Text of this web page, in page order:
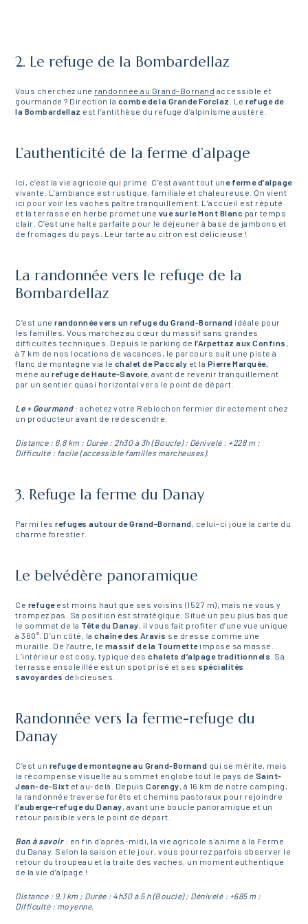
2. Le refuge de la Bombardellaz
Vous cherchez une randonnée au Grand-Bornand accessible et
gourmande ? Direction la combe de la Grande Forclaz . Lerefuge de
la Bombardellaz est l’antithèse du refuge d’alpinisme austère.
L’authenticité de la ferme d’alpage
Ici, c’est la vie agricole qui prime. C’est avant tout un e ferme d’alpage
vivante. L’ambiance est rustique, familiale et chaleureuse. On vient
ici pour voir les vaches paître tranquillement. L’accueil est réputé
et la terrasse en herbe promet une vue sur le Mont Blanc par temps
clair. C’est une halte parfaite pour le déjeuner à base de jambons et
de fromages du pays. Leur tarte au citron est délicieuse !
La randonnée vers le refuge de la
Bombardellaz
C’est unerandonnée vers un refuge du Grand-Bornand idéale pour
les familles. Vous marchez au cœur du massif sans grandes
difficultés techniques. Depuis le parking de l’Arpettaz aux Confins ,
à 7 km de nos locations de vacances, le parcours suit une piste à
flanc de montagne via le chalet de Paccaly et la Pierre Marquée,
mène aurefuge de Haute-Savoie, avant de revenir tranquillement
par un sentier quasi horizontal vers le point de départ.
Le + Gourmand: achetez votre Reblochon fermier directement chez
un producteur avant de redescendre.
Distance : 6,8 km ; Durée : 2h30 à 3h (Boucle) ; Dénivelé : +228 m ;
Difficulté : facile (accessible familles marcheuses).
3. Refuge la ferme du Danay
Parmi lesrefuges autour de Grand-Bornand, celui-ci joue la carte du
charme forestier.
Le belvédère panoramique
Ce refugeest moins haut que ses voisins (1527 m), mais ne vous y
trompez pas. Sa position est stratégique. Situé un peu plus bas que
le sommet de la Tête du Danay, il vous fait profiter d’une vue unique
à 360°. D’un côté, lachaîne des Aravis se dresse comme une
muraille. De l’autre, le massif de la Tournetteimpose sa masse.
L’intérieur est cosy, typique deschalets d’alpage traditionnels . Sa
terrasse ensoleillée est un spot prisé et ses spécialités
savoyardes délicieuses.
Randonnée vers la ferme-refuge du
Danay
C’est un refuge de montagne au Grand-Bornand qui se mérite, mais
la récompense visuelle au sommet englobe tout le pays de Saint-
Jean-de-Sixt et au-delà. DepuisCorengy, à 16 km de notre camping,
la randonnée traverse forêts et chemins pastoraux pour rejoindre
l’auberge-refuge du Danay, avant une boucle panoramique et un
retour paisible vers le point de départ.
Bon à savoir: en fin d’après-midi, la vie agricole s’anime à la Ferme
du Danay. Selon la saison et le jour, vous pourrez parfois observer le
retour du troupeau et la traite des vaches, un moment authentique
de la vie d’alpage !
Distance : 9,1 km ; Durée : 4h30 à 5 h (Boucle) ; Dénivelé : +685 m ;
Difficulté : moyenne.